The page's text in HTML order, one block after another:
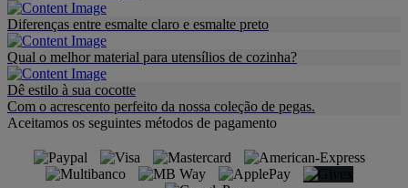
Diferenças entre esmalte claro e esmalte preto
Qual o melhor material para utensílios de cozinha?
Dê estilo à sua cocotte
Com o acrescento perfeito da nossa coleção de pegas.
Aceitamos os seguintes métodos de pagamento